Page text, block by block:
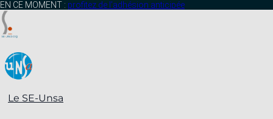
principal
EN CE MOMENT : profitez de l’adhésion anticipée
Le SE-Unsa